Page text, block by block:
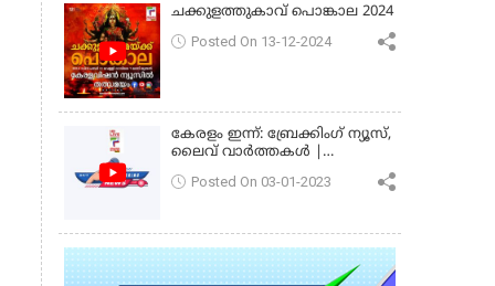
ചക്കുളത്തുകാവ് പൊങ്കാല 2024
Posted On 13-12-2024
കേരളം ഇന്ന്: ബ്രേക്കിംഗ് ന്യൂസ്,
ലൈവ് വാർത്തകൾ |
Posted On 03-01-2023